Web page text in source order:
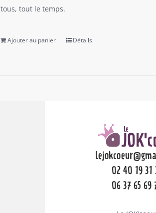
tous, tout le temps.
Ajouter au panier Détails
02 40 19 31
06 37 65 69